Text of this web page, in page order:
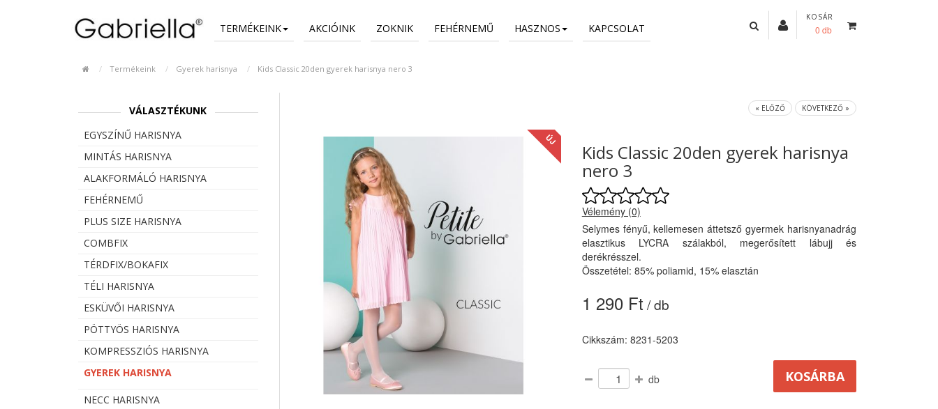
TERMÉKEINK AKCIÓINK ZOKNIK FEHÉRNEMŰ HASZNOS KAPCSOLAT
KOSÁR
0 db
Termékeink Gyerek harisnya Kids Classic 20den gyerek harisnya nero 3
VÁLASZTÉKUNK
EGYSZÍNŰ HARISNYA
MINTÁS HARISNYA
ALAKFORMÁLÓ HARISNYA
FEHÉRNEMŰ
PLUS SIZE HARISNYA
COMBFIX
TÉRDFIX/BOKAFIX
TÉLI HARISNYA
ESKÜVŐI HARISNYA
PÖTTYÖS HARISNYA
KOMPRESSZIÓS HARISNYA
GYEREK HARISNYA
NECC HARISNYA
« ELŐZŐ KÖVETKEZŐ »
ÚJ
Kids Classic 20den gyerek harisnya
nero 3
Vélemény (0)
Selymes fényű, kellemesen áttetsző gyermek harisnyanadrág
elasztikus LYCRA szálakból, megerősített lábujj és
derékrésszel.
Összetétel: 85% poliamid, 15% elasztán
1 290 Ft / db
Cikkszám: 8231-5203
db